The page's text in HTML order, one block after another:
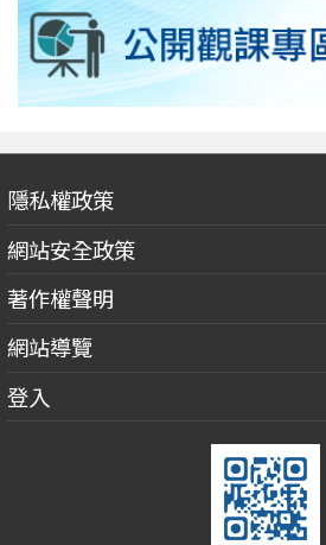
隱私權政策
網站安全政策
著作權聲明
網站導覽
登入